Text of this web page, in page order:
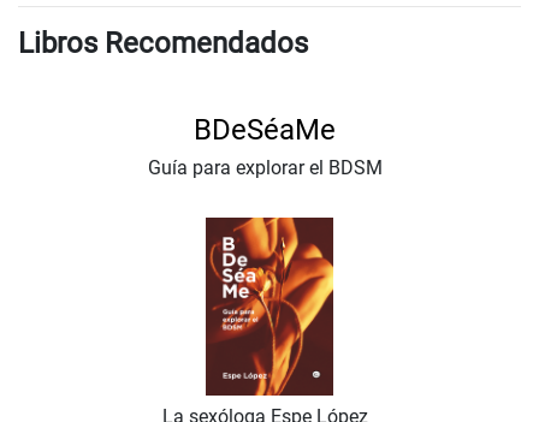
Libros Recomendados
BDeSéaMe
Guía para explorar el BDSM
La sexóloga Espe López